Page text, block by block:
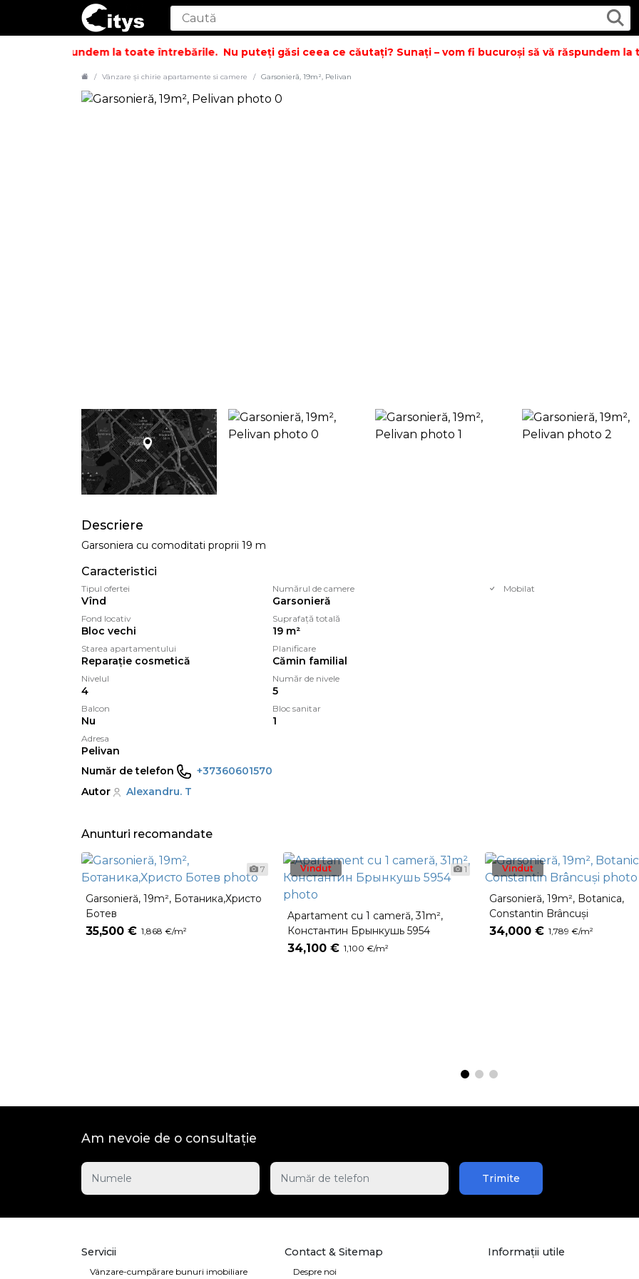
să vă răspundem la toate întrebările. Nu puteți găsi ceea ce căutați? Sunați – vom fi bucuroși să vă răspundem la
Vânzare și chirie apartamente si camere Garsonieră, 19m², Pelivan
Descriere
Garsoniera cu comoditati proprii 19 m
Caracteristici
Tipul ofertei
Vînd
Numărul de camere
Garsonieră
Fond locativ
Bloc vechi
Suprafață totală
19 m²
Starea apartamentului
Reparație cosmetică
Planificare
Cămin familial
Nivelul
4
Număr de nivele
5
Balcon
Nu
Bloc sanitar
1
Adresa
Pelivan
Număr de telefon
+37360601570
Autor
Alexandru. T
Mobilat
Anunturi recomandate
7
Garsonieră, 19m², Ботаника,Христо
Ботев
35,500 € 1,868 €/m²
1
Vindut
Apartament cu 1 cameră, 31m²,
Константин Брынкушь 5954
34,100 € 1,100 €/m²
Vindut
Garsonieră, 19m², Botanica,
Constantin Brâncuşi
34,000 € 1,789 €/m²
Am nevoie de o consultație
Trimite
Servicii
Vânzare-cumpărare bunuri imobiliare
Contact & Sitemap
Despre noi
Informații utile